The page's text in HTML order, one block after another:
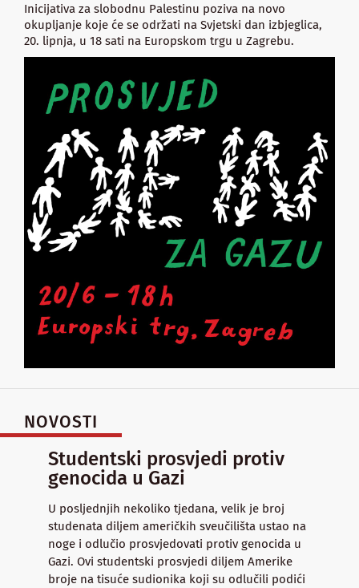
Inicijativa za slobodnu Palestinu poziva na novo
okupljanje koje će se održati na Svjetski dan izbjeglica,
20. lipnja, u 18 sati na Europskom trgu u Zagrebu.
NOVOSTI
Studentski prosvjedi protiv
genocida u Gazi
U posljednjih nekoliko tjedana, velik je broj
studenata diljem američkih sveučilišta ustao na
noge i odlučio prosvjedovati protiv genocida u
Gazi. Ovi studentski prosvjedi diljem Amerike
broje na tisuće sudionika koji su odlučili podići